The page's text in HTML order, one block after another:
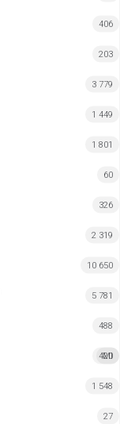
406
203
3 779
1 449
1 801
60
326
2 319
10 650
5 781
488
MI
420
1 548
27